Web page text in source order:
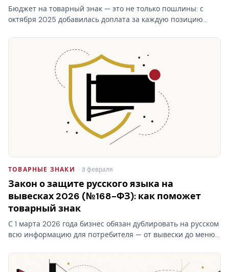
Бюджет на товарный знак — это не только пошлины: с
октября 2025 добавилась доплата за каждую позицию
товарного знака складывается из трёх блоков, и самый…
ТОВАРНЫЕ ЗНАКИ · 3 февраля
Закон о защите русского языка на
вывесках 2026 (№168-ФЗ): как поможет
товарный знак
С 1 марта 2026 года бизнес обязан дублировать на русском
всю информацию для потребителя — от вывески до меню.
языке делает исключение: латинский бренд переводить…